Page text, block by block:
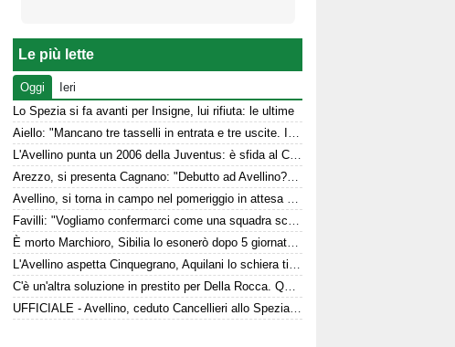
Le più lette
Oggi
Ieri
Lo Spezia si fa avanti per Insigne, lui rifiuta: le ultime
Aiello: "Mancano tre tasselli in entrata e tre uscite. Il cambio modulo? Una squadra camaleontica non dà punti di riferimento". Sull'esterno e il trequartista...
L'Avellino punta un 2006 della Juventus: è sfida al Catanzaro
Arezzo, si presenta Cagnano: "Debutto ad Avellino? Con il Pescara andò bene. Gol dell'ex? Ho rispetto per la piazza e i compagni, non esulterei"
Avellino, si torna in campo nel pomeriggio in attesa del Torino
Favilli: "Vogliamo confermarci come una squadra scomoda per tutti. La concorrenza ben venga. Io mi sento bene"
È morto Marchioro, Sibilia lo esonerò dopo 5 giornate nel 1982
L'Avellino aspetta Cinquegrano, Aquilani lo schiera titolare col Sassuolo
C'è un'altra soluzione in prestito per Della Rocca. Quattro club su Manzi
UFFICIALE - Avellino, ceduto Cancellieri allo Spezia: i dettagli